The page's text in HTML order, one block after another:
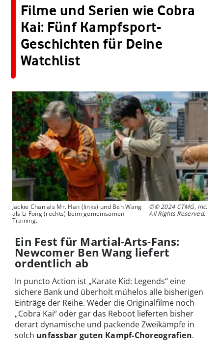
Filme und Serien wie Cobra
Kai: Fünf Kampfsport-
Geschichten für Deine
Watchlist
Jackie Chan als Mr. Han (links) und Ben Wang
als Li Fong (rechts) beim gemeinsamen
Training.
©© 2024 CTMG, Inc.
All Rights Reserved.
Ein Fest für Martial-Arts-Fans:
Newcomer Ben Wang liefert
ordentlich ab
In puncto Action ist „Karate Kid: Legends“ eine
sichere Bank und überholt mühelos alle bisherigen
Einträge der Reihe. Weder die Originalfilme noch
„Cobra Kai“ oder gar das Reboot lieferten bisher
derart dynamische und packende Zweikämpfe in
solch unfassbar guten Kampf-Choreografien.